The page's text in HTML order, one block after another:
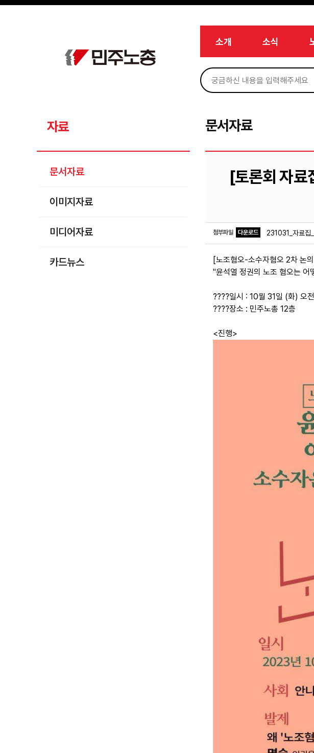
메뉴 건너뛰기
소개 소식
자료
문서자료
이미지자료
미디어자료
카드뉴스
문서자료
[토론회 자료
첨부파일 다운로드 231031_자료집
[노조혐오-소수자혐오 2차 논
"윤석열 정권의 노조 혐오는 어
????일시 : 10월 31일 (화) 오
????장소 : 민주노총 12층
<진행>
Sketchbook5, 스케치북5
Sketchbook5, 스케치북5